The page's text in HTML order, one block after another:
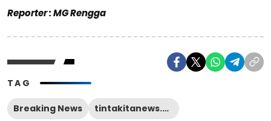
Reporter : MG Rengga
TAG
Breaking News tintakitanews.com